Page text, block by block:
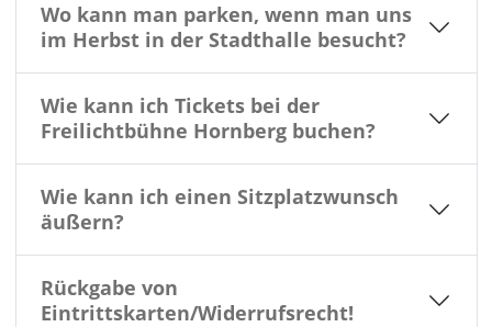
Wo kann man parken, wenn man uns
im Herbst in der Stadthalle besucht?
Wie kann ich Tickets bei der
Freilichtbühne Hornberg buchen?
Wie kann ich einen Sitzplatzwunsch
äußern?
Rückgabe von
Eintrittskarten/Widerrufsrecht!